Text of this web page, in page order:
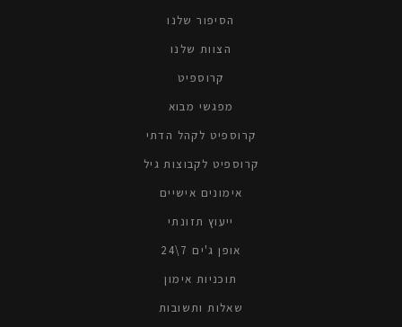
הסיפור שלנו
הצוות שלנו
קרוספיטׁ
מפגשי מבוא
קרוספיט לקהל הדתי
קרוספיט לקבוצות גיל
אימונים אישיים
ייעוץ תזונתי
אופן ג'ים 7\24
תוכניות אימון
שאלות ותשובות